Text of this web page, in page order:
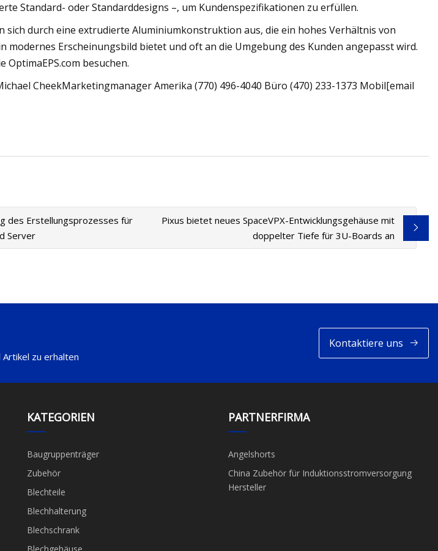
Standard- oder Standarddesigns –, um Kundenspezifikationen zu erfüllen.
sich durch eine extrudierte Aluminiumkonstruktion aus, die ein hohes Verhältnis von
modernes Erscheinungsbild bietet und oft an die Umgebung des Kunden angepasst wird.
OptimaEPS.com besuchen.
CheekMarketingmanager Amerika (770) 496-4040 Büro (470) 233-1373 Mobil[email
des Erstellungsprozesses für
Server
Pixus bietet neues SpaceVPX-Entwicklungsgehäuse mit
doppelter Tiefe für 3U-Boards an
zu erhalten
Kontaktiere uns
KATEGORIEN
Baugruppenträger
Zubehör
Blechteile
Blechhalterung
Blechschrank
Blechgehäuse
PARTNERFIRMA
Angelshorts
China Zubehör für Induktionsstromversorgung
Hersteller